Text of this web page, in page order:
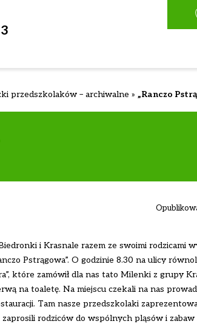
przedszkolaków – archiwalne » „Ranczo
i Krasnale razem ze swoimi rodzicami
Pstrągowa”. O godzinie 8.30 na ulicy
które zamówił dla nas tato Milenki z grupy
na toaletę. Na miejscu czekali na nas
Tam nasze przedszkolaki
rodziców do wspólnych pląsów i zabaw